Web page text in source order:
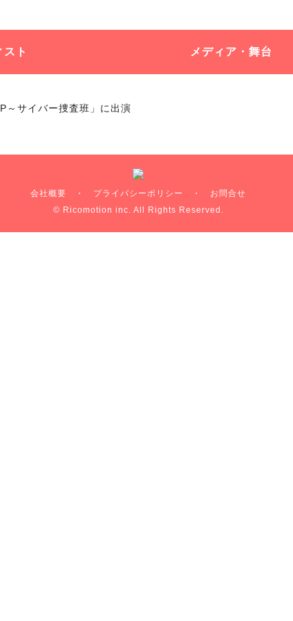
スト メディア・舞台
～サイバー捜査班」に出演
会社概要 ・ プライバシーポリシー ・ お問合せ
© Ricomotion inc. All Rights Reserved.